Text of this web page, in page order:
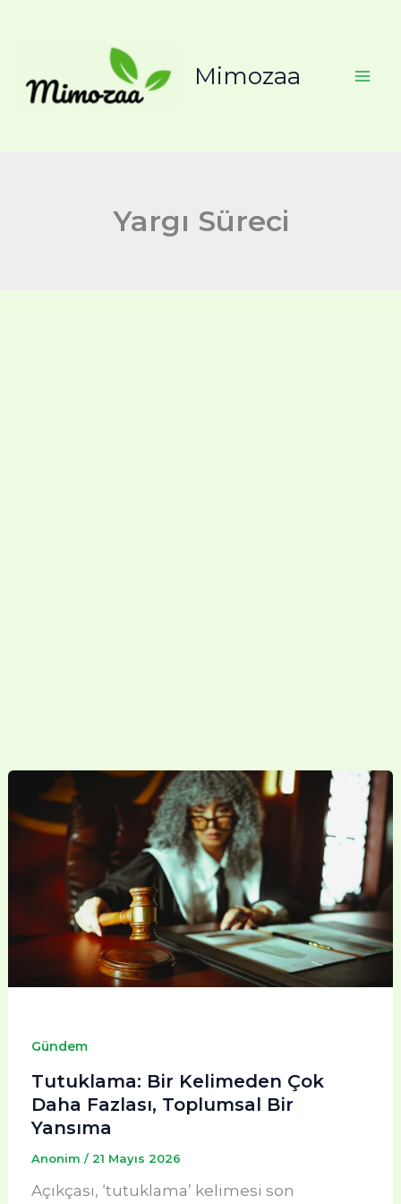
Mimozaa
Yargı Süreci
Gündem
Tutuklama: Bir Kelimeden Çok
Daha Fazlası, Toplumsal Bir
Yansıma
Anonim / 21 Mayıs 2026
Açıkçası, ‘tutuklama’ kelimesi son